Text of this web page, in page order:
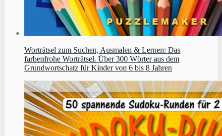
Worträtsel zum Suchen, Ausmalen & Lernen: Das
farbenfrohe Worträtsel. Über 300 Wörter aus dem
Grundwortschatz für Kinder von 6 bis 8 Jahren